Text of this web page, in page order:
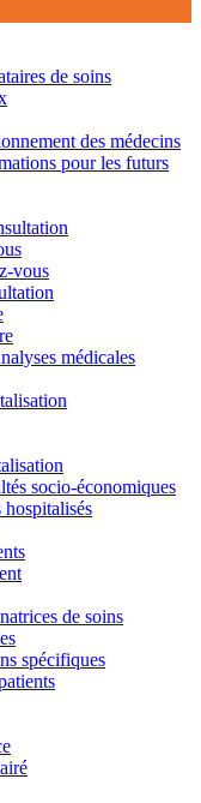
de soins
des médecins
pour les futurs
vous
médicales
socio-économiques
hospitalisés
de soins
spécifiques